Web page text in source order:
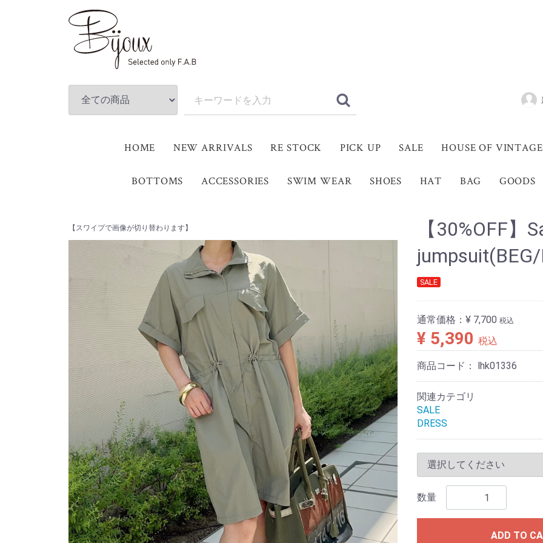
HOME NEW ARRIVALS RE STOCK PICK UP SALE HOUSE OF VINTAGE
BOTTOMS ACCESSORIES SWIM WEAR SHOES HAT BAG GOODS
【スワイプで画像が切り替わります】
【30%OFF】
SALE
通常価格： ¥ 7,700 税込
¥ 5,390 税込
商品コード： lhk01336
関連カテゴリ
SALE
DRESS
数量
ADD TO